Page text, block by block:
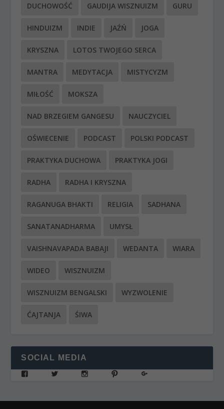
DUCHOWOŚĆ GAUDIJA WISZNUIZM GURU
HINDUIZM INDIE JAŹŃ JOGA
KRYSZNA LOTOS TWOJEGO SERCA
MANTRA MEDYTACJA MISTYCYZM
MIŁOŚĆ MOKSZA
NAD BRZEGIEM GANGESU NAUCZYCIEL
OŚWIECENIE PODCAST POLSKI PODCAST
PRAKTYKA DUCHOWA PRAKTYKA JOGI
RADHA RADHA I KRYSZNA
RAGANUGA BHAKTI RELIGIA SADHANA
SANATANADHARMA UMYSŁ
VAISHNAVAPADA BABAJI WEDANTA WIARA
WIDEO WISZNUIZM
WISZNUIZM BENGALSKI WYZWOLENIE
ĆAJTANJA ŚIWA
SOCIAL MEDIA